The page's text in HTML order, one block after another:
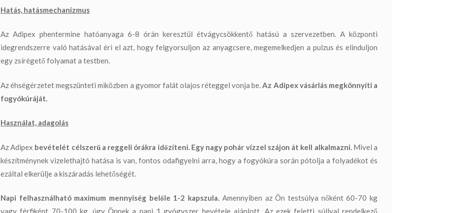
Hatás, hatásmechanizmus
Az Adipex phentermine hatóanyaga 6-8 órán keresztül étvágycsökkentő hatású a szervezetben. A központi
idegrendszerre való hatásával éri el azt, hogy felgyorsuljon az anyagcsere, megemelkedjen a pulzus és elinduljon
egy zsírégető folyamat a testben.
Az éhségérzetet megszünteti miközben a gyomor falát olajos réteggel vonja be. Az Adipex vásárlás megkönnyíti a
fogyókúráját.
Használat, adagolás
Az Adipex bevételét célszerű a reggeli órákra időzíteni. Egy nagy pohár vízzel szájon át kell alkalmazni. Mivel a
készítménynek vizelethajtó hatása is van, fontos odafigyelni arra, hogy a fogyókúra során pótolja a folyadékot és
ezáltal elkerülje a kiszáradás lehetőségét.
Napi felhasználható maximum mennyiség belőle 1-2 kapszula. Amennyiben az Ön testsúlya nőként 60-70 kg
vagy férfiként 70-100 kg, úgy Önnek a napi 1 gyógyszer bevétele ajánlott. Az ezek feletti súllyal rendelkező